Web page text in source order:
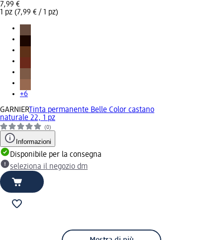
7,99 €
1 pz (7,99 € / 1 pz)
+6
GARNIERTinta permanente Belle Color castano
naturale 22, 1 pz
(0)
Informazioni
Disponibile per la consegna
seleziona il negozio dm